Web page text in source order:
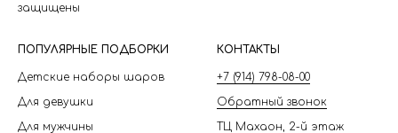
защищены
ПОПУЛЯРНЫЕ ПОДБОРКИ
Детские наборы шаров
Для девушки
Для мужчины
КОНТАКТЫ
+7 (914) 798-08-00
Обратный звонок
ТЦ Махаон, 2-й этаж